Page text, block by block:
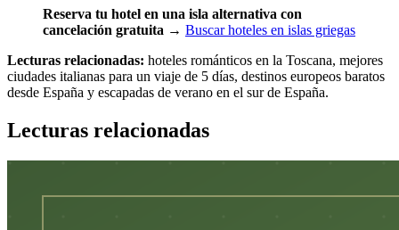
Reserva tu hotel en una isla alternativa con
cancelación gratuita → Buscar hoteles en islas griegas
Lecturas relacionadas: hoteles románticos en la Toscana, mejores
ciudades italianas para un viaje de 5 días, destinos europeos baratos
desde España y escapadas de verano en el sur de España.
Lecturas relacionadas